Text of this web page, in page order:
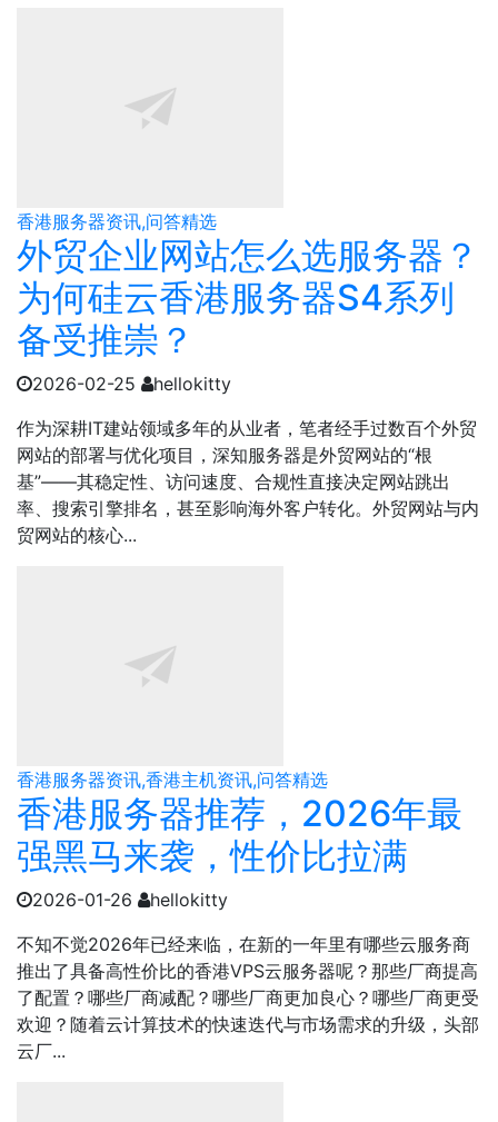
香港服务器资讯,问答精选
外贸企业网站怎么选服务器？
为何硅云香港服务器S4系列
备受推崇？
2026-02-25
hellokitty
作为深耕IT建站领域多年的从业者，笔者经手过数百个外贸
网站的部署与优化项目，深知服务器是外贸网站的“根
基”——其稳定性、访问速度、合规性直接决定网站跳出
率、搜索引擎排名，甚至影响海外客户转化。外贸网站与内
贸网站的核心...
香港服务器资讯,香港主机资讯,问答精选
香港服务器推荐，2026年最
强黑马来袭，性价比拉满
2026-01-26
hellokitty
不知不觉2026年已经来临，在新的一年里有哪些云服务商
推出了具备高性价比的香港VPS云服务器呢？那些厂商提高
了配置？哪些厂商减配？哪些厂商更加良心？哪些厂商更受
欢迎？随着云计算技术的快速迭代与市场需求的升级，头部
云厂...